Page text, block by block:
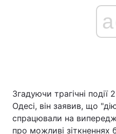
Згадуючи трагічні
Одесі, він заявив, що
спрацювали на
про можливі зіткненнях